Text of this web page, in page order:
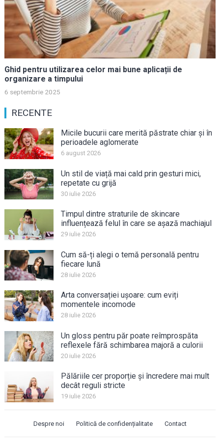
Ghid pentru utilizarea celor mai bune aplicații de
organizare a timpului
6 septembrie 2025
RECENTE
Micile bucurii care merită păstrate chiar și în
perioadele aglomerate
6 august 2026
Un stil de viață mai cald prin gesturi mici,
repetate cu grijă
30 iulie 2026
Timpul dintre straturile de skincare
influențează felul în care se așază machiajul
29 iulie 2026
Cum să-ți alegi o temă personală pentru
fiecare lună
28 iulie 2026
Arta conversației ușoare: cum eviți
momentele incomode
28 iulie 2026
Un gloss pentru păr poate reîmprospăta
reflexele fără schimbarea majoră a culorii
20 iulie 2026
Pălăriile cer proporție și încredere mai mult
decât reguli stricte
19 iulie 2026
Despre noi Politică de confidențialitate Contact